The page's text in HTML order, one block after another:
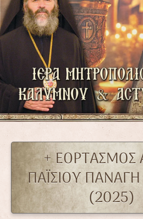
+ ΕΟΡΤΑΣΜΟΣ
ΠΑΪΣΙΟΥ
(2025)